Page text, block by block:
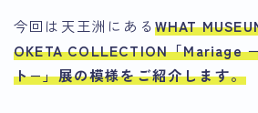
今回は天王洲にあるWHAT
OKETA COLLECTION「Mariage
ト−」展の模様をご紹介します。